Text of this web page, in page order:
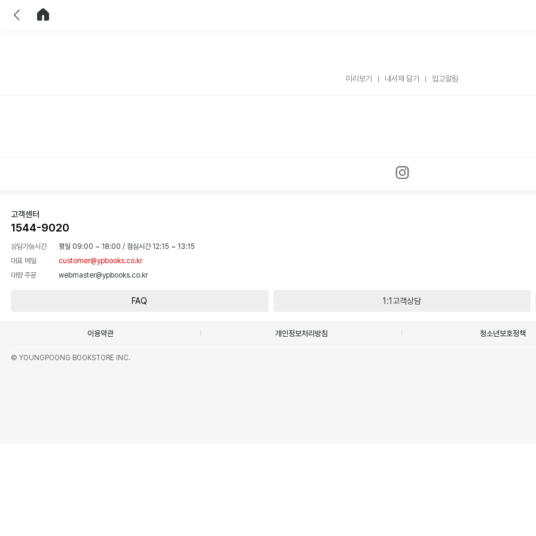
미리보기 내서재 담기 입고알림
고객센터
1544-9020
상담가능시간 평일 09:00 ~ 18:00 / 점심시간 12:15 ~ 13:15
대표 메일
customer@ypbooks.co.kr
대량 주문
webmaster@ypbooks.co.kr
FAQ 1:1고객상담
이용약관 개인정보처리방침 청소년보호정책
© YOUNGPOONG BOOKSTORE INC.